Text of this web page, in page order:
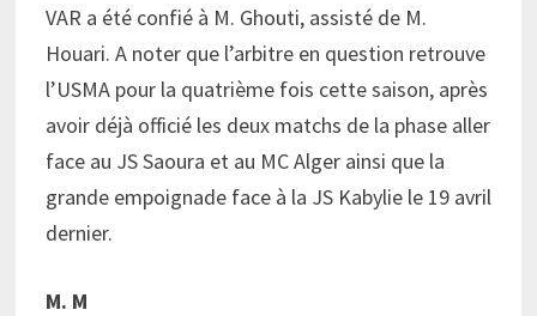
VAR a été confié à M. Ghouti, assisté de M.
Houari. A noter que l’arbitre en question retrouve
l’USMA pour la quatrième fois cette saison, après
avoir déjà officié les deux matchs de la phase aller
face au JS Saoura et au MC Alger ainsi que la
grande empoignade face à la JS Kabylie le 19 avril
dernier.
M. M